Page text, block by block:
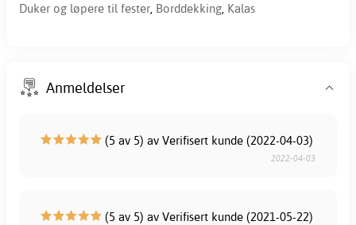
Duker og løpere til fester, Borddekking, Kalas
Anmeldelser
(5 av 5) av Verifisert kunde (2022-04-03)
2022-04-03
(5 av 5) av Verifisert kunde (2021-05-22)